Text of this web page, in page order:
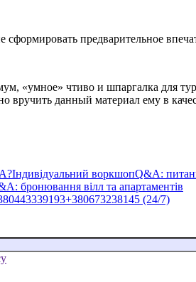
предварительное
«умное» чтиво и шпаргалка для
данный материал ему в
Індивідуальний воркшопQ&A:
бронювання вілл та апартаментів
+380673238145 (24/7)